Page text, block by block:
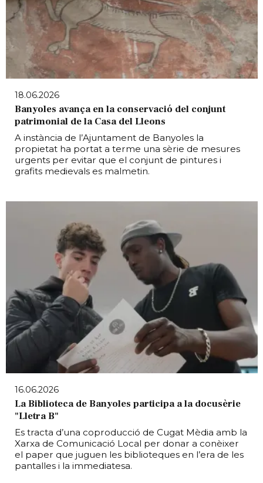
18.06.2026
Banyoles avança en la conservació del conjunt
patrimonial de la Casa del Lleons
A instància de l’Ajuntament de Banyoles la
propietat ha portat a terme una sèrie de mesures
urgents per evitar que el conjunt de pintures i
grafits medievals es malmetin.
16.06.2026
La Biblioteca de Banyoles participa a la docusèrie
"Lletra B"
Es tracta d’una coproducció de Cugat Mèdia amb la
Xarxa de Comunicació Local per donar a conèixer
el paper que juguen les biblioteques en l’era de les
pantalles i la immediatesa.